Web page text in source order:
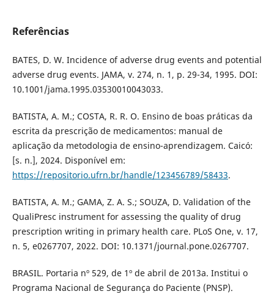
Referências
BATES, D. W. Incidence of adverse drug events and potential
adverse drug events. JAMA, v. 274, n. 1, p. 29-34, 1995. DOI:
10.1001/jama.1995.03530010043033.
BATISTA, A. M.; COSTA, R. R. O. Ensino de boas práticas da
escrita da prescrição de medicamentos: manual de
aplicação da metodologia de ensino-aprendizagem. Caicó:
[s. n.], 2024. Disponível em:
https://repositorio.ufrn.br/handle/123456789/58433.
BATISTA, A. M.; GAMA, Z. A. S.; SOUZA, D. Validation of the
QualiPresc instrument for assessing the quality of drug
prescription writing in primary health care. PLoS One, v. 17,
n. 5, e0267707, 2022. DOI: 10.1371/journal.pone.0267707.
BRASIL. Portaria nº 529, de 1º de abril de 2013a. Institui o
Programa Nacional de Segurança do Paciente (PNSP).